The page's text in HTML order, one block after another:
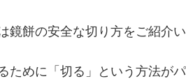
鏡餅の安全な切り方をご紹介い
ために「切る」という方法が